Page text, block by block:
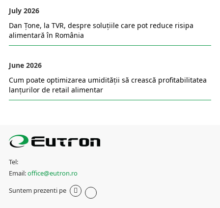
July 2026
Dan Țone, la TVR, despre soluțiile care pot reduce risipa
alimentară în România
June 2026
Cum poate optimizarea umidității să crească profitabilitatea
lanțurilor de retail alimentar
Tel:
Email:office@eutron.ro
Suntem prezenti pe